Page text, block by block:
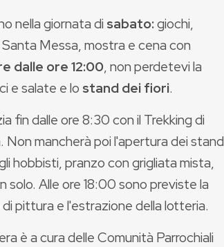
nella giornata di sabato:giochi,
Messa, mostra e cena con
dalle ore 12:00, non perdetevi la
e salate e lo stand dei fiori.
fin dalle ore 8:30con il Trekking di
Non mancherà poi l'apertura dei stand
hobbisti, pranzo con grigliata mista,
solo. Alle ore 18:00 sono previste la
pittura e l'estrazione della lotteria.
è a cura delle Comunità Parrochiali